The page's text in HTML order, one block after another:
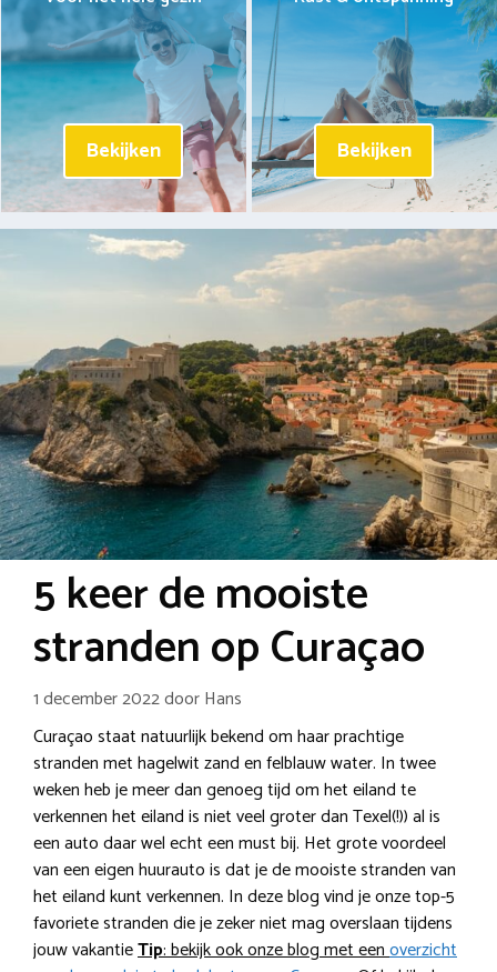
Bekijken Bekijken
5 keer de mooiste
stranden op Curaçao
1 december 2022doorHans
Curaçao staat natuurlijk bekend om haar prachtige
stranden met hagelwit zand en felblauw water. In twee
weken heb je meer dan genoeg tijd om het eiland te
verkennen het eiland is niet veel groter dan Texel(!)) al is
een auto daar wel echt een must bij. Het grote voordeel
van een eigen huurauto is dat je de mooiste stranden van
het eiland kunt verkennen. In deze blog vind je onze top-5
favoriete stranden die je zeker niet mag overslaan tijdens
jouw vakantieTip: bekijk ook onze blog met eenoverzicht